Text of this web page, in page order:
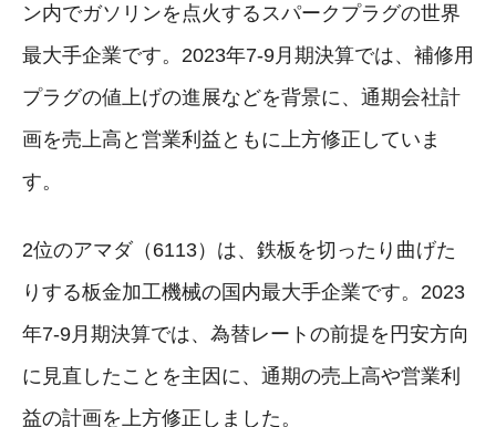
ン内でガソリンを点火するスパークプラグの世界
最大手企業です。2023年7-9月期決算では、補修用
プラグの値上げの進展などを背景に、通期会社計
画を売上高と営業利益ともに上方修正していま
す。
2位のアマダ（6113）は、鉄板を切ったり曲げた
りする板金加工機械の国内最大手企業です。2023
年7-9月期決算では、為替レートの前提を円安方向
に見直したことを主因に、通期の売上高や営業利
益の計画を上方修正しました。